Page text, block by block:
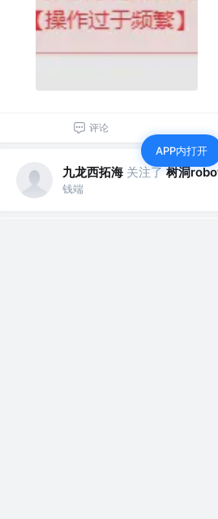
评论
九龙西拓海 关注了 树洞
钱端
APP内打开